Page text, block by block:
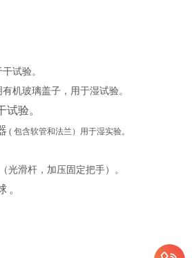
试验。
机玻璃盖子，用于湿试验。
试验。
( 包含软管和法兰）用于湿实验。
光滑杆，加压固定把手）。
。